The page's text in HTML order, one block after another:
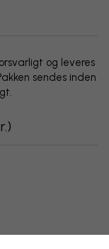
og leveres
sendes inden
)